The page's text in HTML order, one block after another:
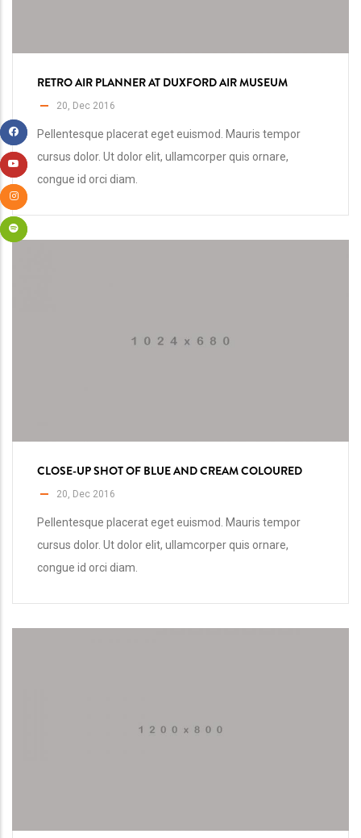
RETRO AIR PLANNER AT DUXFORD AIR MUSEUM
20, Dec 2016
Pellentesque placerat eget euismod. Mauris tempor
cursus dolor. Ut dolor elit, ullamcorper quis ornare,
congue id orci diam.
CLOSE-UP SHOT OF BLUE AND CREAM COLOURED
20, Dec 2016
Pellentesque placerat eget euismod. Mauris tempor
cursus dolor. Ut dolor elit, ullamcorper quis ornare,
congue id orci diam.